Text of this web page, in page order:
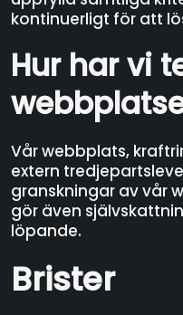
kontinuerligt för att
Hur har vi
Vår webbplats,
extern
granskningar av vår
gör även
löpande.
Brister